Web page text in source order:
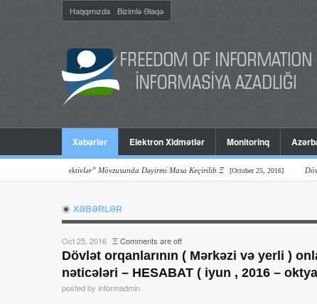
Haqqımızda Bizimlə Əlaqə
Xəbərlər Elektron Xidmətlər Monitorinq
Və Perspektivlər” Mövzusunda Dəyirmi Masa Keçirilib Ξ [October 25, 2016] Dövlət
XƏBƏRLƏR
Oct 25, 2016 ΞComments are off
Dövlət orqanlarının ( Mərkəzi və yerli )
nəticələri – HESABAT ( iyun , 2016 –
posted by informadmin